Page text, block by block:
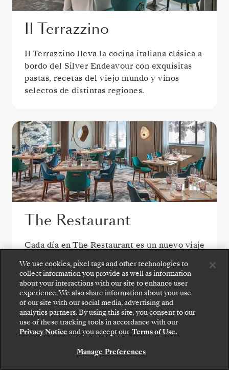
Il Terrazzino
Il Terrazzino lleva la cocina italiana clásica a
bordo del Silver Endeavour con exquisitas
pastas, recetas del viejo mundo y vinos
selectos de distintas regiones.
The Restaurant
Cada día en The Restaurant es un nuevo viaje
creaciones inspiradas en el destino que
reflejan los sabores y el espíritu de su viaje.
VER TODAS LAS OPCIONES DE RESTAURACIÓN
We use cookies, pixel tags and other technologies to
collect information you provide as well as information
about your interactions with our site to enhance user
experience. We also share information about your use
of our site with our social media, advertising and
analytics partners. By using this site, you consent to our
use of these tracking tools in accordance with our
Privacy Notice and you accept our Terms of Use.
Manage Preferences